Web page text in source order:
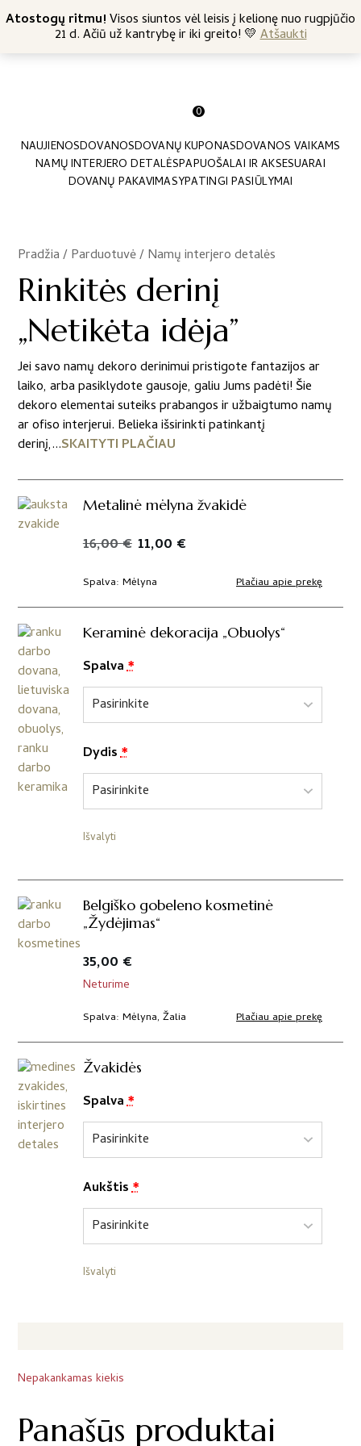
Atostogų ritmu!Visos siuntos vėl leisis į kelionę nuo rugpjūčio
21 d. Ačiū už kantrybę ir iki greito! 💛Atšaukti
Nemokamas siuntimas nuo 45 Eur +370 682 57369
0
NAUJIENOSDOVANOSDOVANŲ KUPONASDOVANOS VAIKAMS
NAMŲ INTERJERO DETALĖSPAPUOŠALAI IR AKSESUARAI
DOVANŲ PAKAVIMASYPATINGI PASIŪLYMAI
Pradžia/Parduotuvė/Namų interjero detalės
/
Rinkitės derinį
„Netikėta idėja”
Jei savo namų dekoro derinimui pristigote fantazijos ar
laiko, arba pasiklydote gausoje, galiu Jums padėti! Šie
dekoro elementai suteiks prabangos ir užbaigtumo namų
ar ofiso interjerui. Belieka išsirinkti patinkantį
derinį,...SKAITYTI PLAČIAU
Metalinė mėlyna žvakidė
16,00€ Original
was:
16,00 €.
11,00 €Current
11,00 €.
Spalva Mėlyna Plačiau apie prekę
Keraminė dekoracija „Obuolys“
Spalva*
Dydis*
Išvalyti
Belgiško gobeleno kosmetinė
„Žydėjimas“
35,00 €
Neturime
Spalva Mėlyna, Žalia Plačiau apie prekę
Žvakidės
Spalva*
Aukštis*
Išvalyti
Nepakankamas kiekis
Panašūs produktai